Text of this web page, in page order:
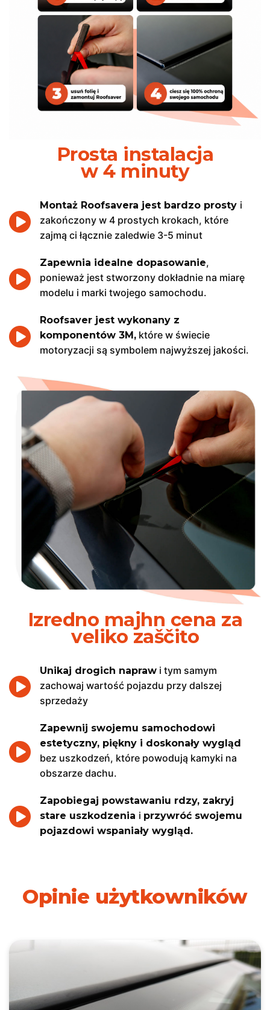
Prosta instalacja
w 4 minuty
Montaż Roofsavera jest bardzo prosty i
zakończony w 4 prostych krokach, które
zajmą ci łącznie zaledwie 3-5 minut
Zapewnia idealne dopasowanie,
ponieważ jest stworzony dokładnie na miarę
modelu i marki twojego samochodu.
Roofsaver jest wykonany z
komponentów 3M, które w świecie
motoryzacji są symbolem najwyższej jakości.
Izredno majhn cena za
veliko zaščito
Unikaj drogich napraw i tym samym
zachowaj wartość pojazdu przy dalszej
sprzedaży
Zapewnij swojemu samochodowi
estetyczny, piękny i doskonały wygląd
bez uszkodzeń, które powodują kamyki na
obszarze dachu.
Zapobiegaj powstawaniu rdzy, zakryj
stare uszkodzenia i przywróć swojemu
pojazdowi wspaniały wygląd.
Opinie użytkowników